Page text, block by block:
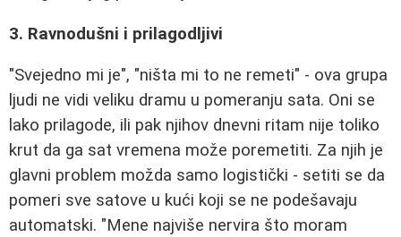
3. Ravnodušni i prilagodljivi
"Svejedno mi je", "ništa mi to ne remeti" - ova grupa
ljudi ne vidi veliku dramu u pomeranju sata. Oni se
lako prilagode, ili pak njihov dnevni ritam nije toliko
krut da ga sat vremena može poremetiti. Za njih je
glavni problem možda samo logistički - setiti se da
pomeri sve satove u kući koji se ne podešavaju
automatski. "Mene najviše nervira što moram